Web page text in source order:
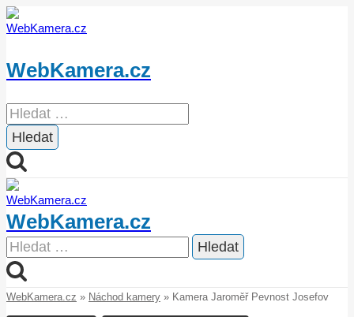
Přeskočit
na
WebKamera.cz
Vyhledávání
WebKamera.cz
Vyhledávání
WebKamera.cz » Náchod kamery » Kamera Jaroměř Pevnost Josefov